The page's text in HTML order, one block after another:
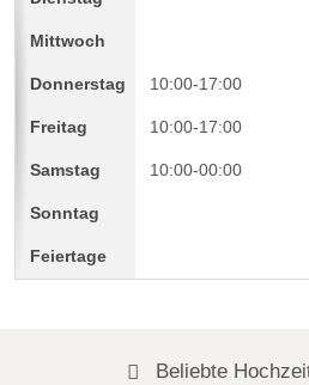
10:00-17:00
10:00-17:00
10:00-00:00
Beliebte